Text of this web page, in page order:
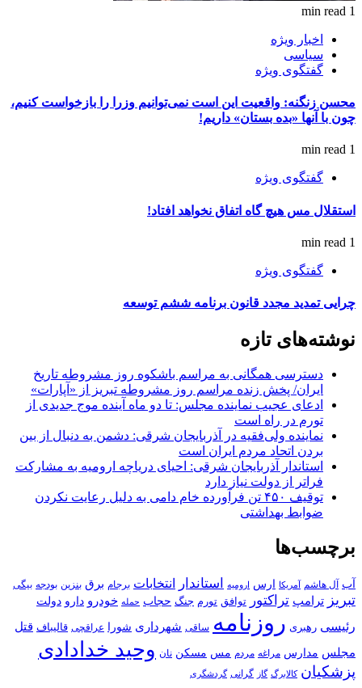
1 min read
اخبار ویژه
سیاسی
گفتگوی ویژه
محسن زنگنه: واقعیت این است نمی‌توانیم وزرا را بازخواست کنیم،
چون با آنها «بده بستان» داریم!
1 min read
گفتگوی ویژه
استقلال مس هیچ گاه اتفاق نخواهد افتاد!
1 min read
گفتگوی ویژه
چرایی تمدید مجدد قانون برنامه ششم توسعه
نوشته‌های تازه
دسترسی همگانی به مراسم باشکوه روز مشروطه تاریخ
ایران/ پخش زنده مراسم روز مشروطه تبریز از «آپارات»
ادعای عجیب نماینده مجلس: تا دو ماه آینده موج جدیدی از
تورم در راه است
نماینده ولی‌فقیه در آذربایجان شرقی: دشمن به دنبال از بین
بردن اتحاد مردم ایران است
استاندار آذربایجان شرقی: احیای دریاچه ارومیه به مشارکت
فراتر از دولت نیاز دارد
توقیف ۴۵۰ تن فرآورده خام دامی به دلیل رعایت نکردن
ضوابط بهداشتی
برچسب‌ها
آب آل هاشم آمریکا ارس ارومیه استاندار انتخابات برجام برق بنزین بودجه بیگی
تبریز ترامپ تراکتور توافق تورم جنگ حجاب حمله خودرو دارو دولت
رئیسی رهبری روزنامه ساقی شهرداری شورا عراقچی قالیباف قتل
مجلس مدارس مراغه مردم مس مسکن نان وحید خدادادی
پزشکیان کالابرگ گاز گرانی گردشگری